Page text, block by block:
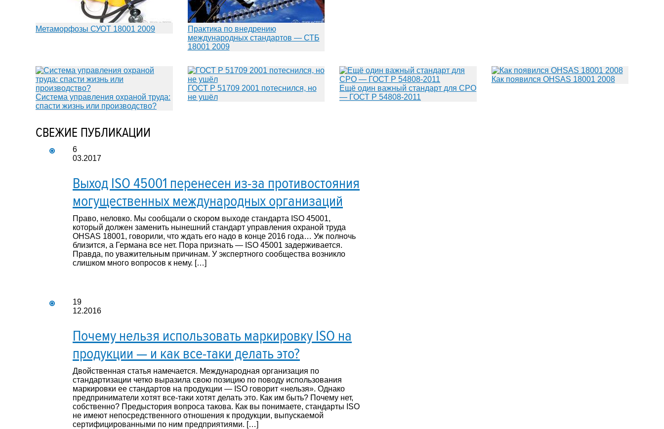
Метаморфозы СУОТ 18001 2009
Практика по внедрению
международных стандартов — СТБ
18001 2009
Система управления охраной труда:
спасти жизнь или производство?
ГОСТ Р 51709 2001 потеснился, но
не ушёл
Ещё один важный стандарт для СРО
— ГОСТ Р 54808-2011
Как появился OHSAS 18001 2008
СВЕЖИЕ ПУБЛИКАЦИИ
6
03.2017
Выход ISO 45001 перенесен из-за противостояния
могущественных международных организаций
Право, неловко. Мы сообщали о скором выходе стандарта ISO 45001,
который должен заменить нынешний стандарт управления охраной труда
OHSAS 18001, говорили, что ждать его надо в конце 2016 года… Уж полночь
близится, а Германа все нет. Пора признать — ISO 45001 задерживается.
Правда, по уважительным причинам. У экспертного сообщества возникло
слишком много вопросов к нему. […]
19
12.2016
Почему нельзя использовать маркировку ISO на
продукции — и как все-таки делать это?
Двойственная статья намечается. Международная организация по
стандартизации четко выразила свою позицию по поводу использования
маркировки ее стандартов на продукции — ISO говорит «нельзя». Однако
предприниматели хотят все-таки хотят делать это. Как им быть? Почему нет,
собственно? Предыстория вопроса такова. Как вы понимаете, стандарты ISO
не имеют непосредственного отношения к продукции, выпускаемой
сертифицированными по ним предприятиями. […]